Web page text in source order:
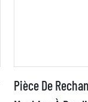
Pièce De